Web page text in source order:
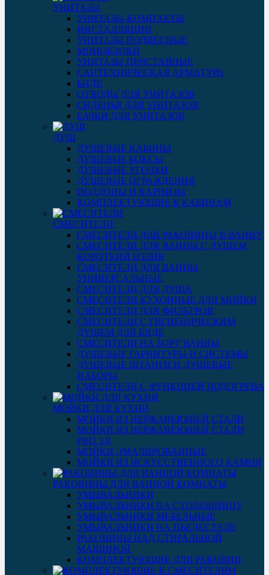
УНИТАЗЫ
УНИТАЗЫ-КОМПАКТЫ
ИНСТАЛЛЯЦИИ
УНИТАЗЫ ПОДВЕСНЫЕ
МОНОБЛОКИ
УНИТАЗЫ ПРИСТАВНЫЕ
САНТЕХНИЧЕСКАЯ АРМАТУРА
БИДЕ
ОТВОДЫ ДЛЯ УНИТАЗОВ
СИДЕНЬЯ ДЛЯ УНИТАЗОВ
БАЧКИ ДЛЯ УНИТАЗОВ
ДУШ
ДУШЕВЫЕ КАБИНЫ
ДУШЕВЫЕ БОКСЫ
ДУШЕВЫЕ УГОЛКИ
ДУШЕВЫЕ ОГРАЖДЕНИЯ
ПОДДОНЫ И КАРНИЗЫ
КОМПЛЕКТУЮЩИЕ К КАБИНАМ
СМЕСИТЕЛИ
СМЕСИТЕЛИ ДЛЯ РАКОВИНЫ В ВАННУ
СМЕСИТЕЛИ ДЛЯ ВАННЫ С ДУШЕМ
КОРОТКИЙ ИЗЛИВ
СМЕСИТЕЛИ ДЛЯ ВАННЫ
УНИВЕРСАЛЬНЫЕ
СМЕСИТЕЛИ ДЛЯ ДУША
СМЕСИТЕЛИ КУХОННЫЕ ДЛЯ МОЙКИ
СМЕСИТЕЛИ ДЛЯ ФИЛЬТРОВ
СМЕСИТЕЛИ С ГИГИЕНИЧЕСКИМ
ДУШЕМ ДЛЯ БИДЕ
СМЕСИТЕЛИ НА БОРТ ВАННЫ
ДУШЕВЫЕ ГАРНИТУРЫ И СИСТЕМЫ
ДУШЕВЫЕ ШТАНГИ И ДУШЕВЫЕ
НАБОРЫ
СМЕСИТЕЛИ С ФУНКЦИЕЙ ПОДОГРЕВА
МОЙКИ ДЛЯ КУХНИ
МОЙКИ ИЗ НЕРЖАВЕЮЩЕЙ СТАЛИ
МОЙКИ ИЗ НЕРЖАВЕЮЩЕЙ СТАЛИ
PRO 3.0
МОЙКИ ЭМАЛИРОВАННЫЕ
МОЙКИ ИЗ ИСКУССТВЕННОГО КАМНЯ
РАКОВИНЫ ДЛЯ ВАННОЙ КОМНАТЫ
УМЫВАЛЬНИКИ
УМЫВАЛЬНИКИ НА СТОЛЕШНИЦУ
УМЫВАЛЬНИКИ МЕБЕЛЬНЫЕ
УМЫВАЛЬНИКИ НА ПЬЕДЕСТАЛЕ
РАКОВИНЫ НАД СТИРАЛЬНОЙ
МАШИНОЙ
КОМПЛЕКТУЮЩИЕ ДЛЯ РАКОВИН